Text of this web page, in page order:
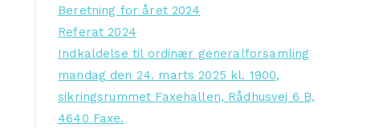
Beretning for året 2024
Referat 2024
Indkaldelse til ordinær generalforsamling
mandag den 24. marts 2025 kl. 1900,
sikringsrummet Faxehallen, Rådhusvej 6 B,
4640 Faxe.